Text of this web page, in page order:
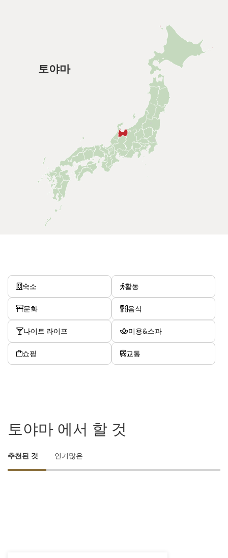
토야마
숙소 활동
문화 음식
나이트 라이프 미용&스파
쇼핑 교통
토야마 에서 할 것
추천된 것 인기많은